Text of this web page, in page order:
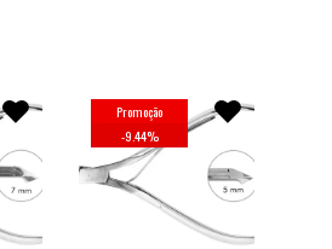
Promoção
-9.44%